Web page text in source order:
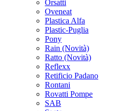
Orsatti
Oveneat
Plastica Alfa
Plastic-Puglia
Pony
Rain (Novità)
Ratto (Novità)
Reflexx
Retificio Padano
Rontani
Rovatti Pompe
SAB